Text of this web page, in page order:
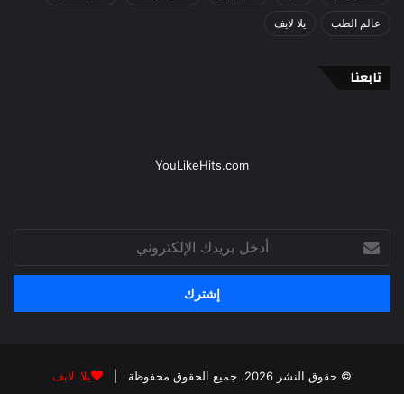
عالم الطب يلا لايف
تابعنا
YouLikeHits.com
بريدك
الإلكتروني
© حقوق النشر 2026، جميع الحقوق محفوظة | يلا لايف